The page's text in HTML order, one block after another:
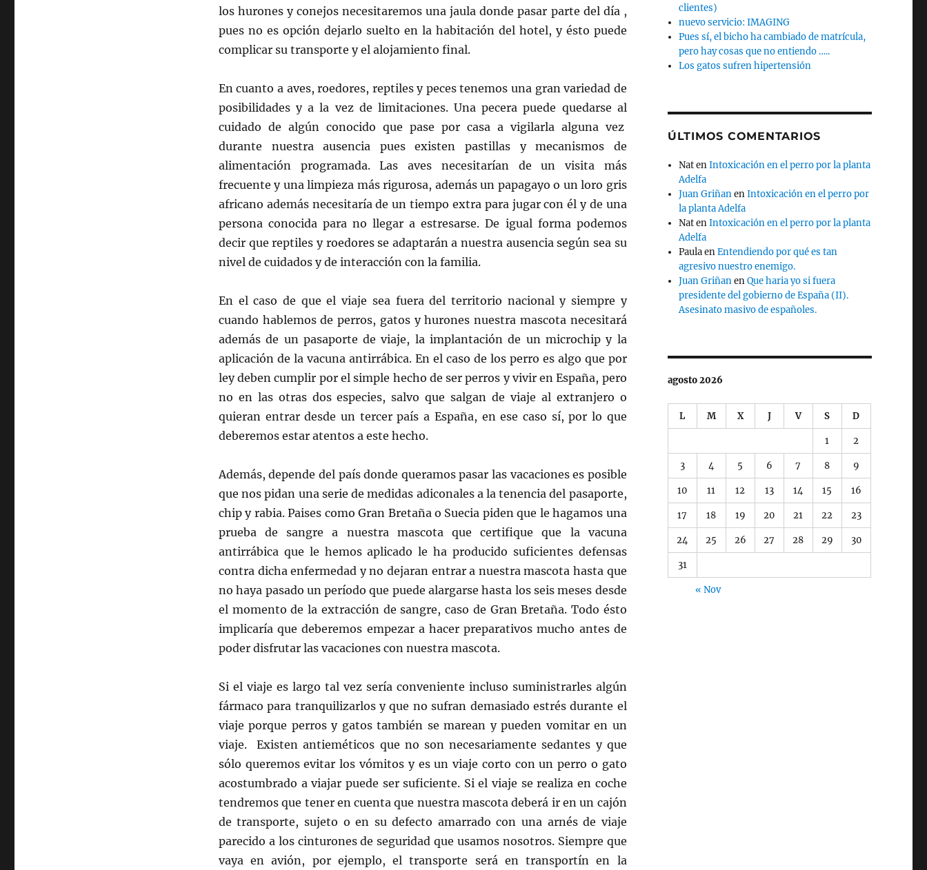
los hurones y conejos necesitaremos una jaula donde pasar parte del día ,
pues no es opción dejarlo suelto en la habitación del hotel, y ésto puede
complicar su transporte y el alojamiento final.
En cuanto a aves, roedores, reptiles y peces tenemos una gran variedad de
posibilidades y a la vez de limitaciones. Una pecera puede quedarse al
cuidado de algún conocido que pase por casa a vigilarla alguna vez
durante nuestra ausencia pues existen pastillas y mecanismos de
alimentación programada. Las aves necesitarían de un visita más
frecuente y una limpieza más rigurosa, además un papagayo o un loro gris
africano además necesitaría de un tiempo extra para jugar con él y de una
persona conocida para no llegar a estresarse. De igual forma podemos
decir que reptiles y roedores se adaptarán a nuestra ausencia según sea su
nivel de cuidados y de interacción con la familia.
En el caso de que el viaje sea fuera del territorio nacional y siempre y
cuando hablemos de perros, gatos y hurones nuestra mascota necesitará
además de un pasaporte de viaje, la implantación de un microchip y la
aplicación de la vacuna antirrábica. En el caso de los perro es algo que por
ley deben cumplir por el simple hecho de ser perros y vivir en España, pero
no en las otras dos especies, salvo que salgan de viaje al extranjero o
quieran entrar desde un tercer país a España, en ese caso sí, por lo que
deberemos estar atentos a este hecho.
Además, depende del país donde queramos pasar las vacaciones es posible
que nos pidan una serie de medidas adiconales a la tenencia del pasaporte,
chip y rabia. Paises como Gran Bretaña o Suecia piden que le hagamos una
prueba de sangre a nuestra mascota que certifique que la vacuna
antirrábica que le hemos aplicado le ha producido suficientes defensas
contra dicha enfermedad y no dejaran entrar a nuestra mascota hasta que
no haya pasado un período que puede alargarse hasta los seis meses desde
el momento de la extracción de sangre, caso de Gran Bretaña. Todo ésto
implicaría que deberemos empezar a hacer preparativos mucho antes de
poder disfrutar las vacaciones con nuestra mascota.
Si el viaje es largo tal vez sería conveniente incluso suministrarles algún
fármaco para tranquilizarlos y que no sufran demasiado estrés durante el
viaje porque perros y gatos también se marean y pueden vomitar en un
viaje. Existen antieméticos que no son necesariamente sedantes y que
sólo queremos evitar los vómitos y es un viaje corto con un perro o gato
acostumbrado a viajar puede ser suficiente. Si el viaje se realiza en coche
tendremos que tener en cuenta que nuestra mascota deberá ir en un cajón
de transporte, sujeto o en su defecto amarrado con una arnés de viaje
parecido a los cinturones de seguridad que usamos nosotros. Siempre que
vaya en avión, por ejemplo, el transporte será en transportín en la
clientes)
nuevo servicio: IMAGING
Pues sí, el bicho ha cambiado de matrícula,
pero hay cosas que no entiendo …..
Los gatos sufren hipertensión
ÚLTIMOS COMENTARIOS
NatenIntoxicación en el perro por la planta
Adelfa
Juan GriñanenIntoxicación en el perro por
la planta Adelfa
NatenIntoxicación en el perro por la planta
Adelfa
PaulaenEntendiendo por qué es tan
agresivo nuestro enemigo.
Juan GriñanenQue haria yo si fuera
presidente del gobierno de España (II).
Asesinato masivo de españoles.
agosto 2026
L M X J V S D
1 2
3 4 5 6 7 8 9
10 11 12 13 14 15 16
17 18 19 20 21 22 23
24 25 26 27 28 29 30
31
« Nov